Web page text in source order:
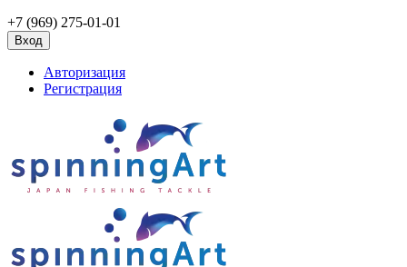
+7 (969) 275-01-01
Вход
Авторизация
Регистрация